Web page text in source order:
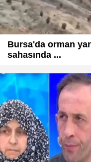
Bursa'da orman
sahasında ...